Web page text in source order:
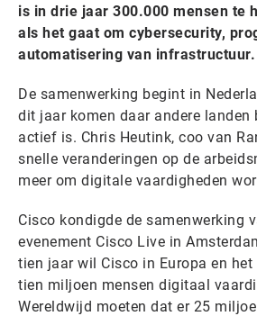
is in drie jaar 300.000 mensen te
als het gaat om cybersecurity,
automatisering van infrastructuur.
De samenwerking begint in
dit jaar komen daar andere landen
actief is. Chris Heutink, coo van
snelle veranderingen op de
meer om digitale vaardigheden
Cisco kondigde de samenwerking
evenement Cisco Live in
tien jaar wil Cisco in Europa en het
tien miljoen mensen digitaal
Wereldwijd moeten dat er 25